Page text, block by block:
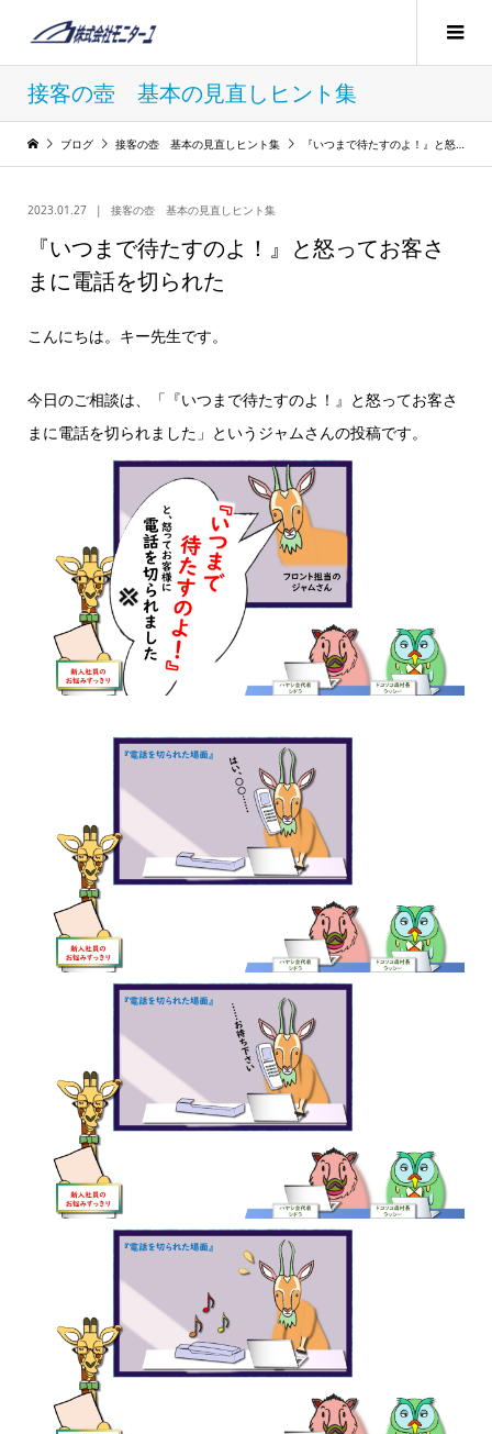
接客の壺 基本の見直しヒント集
ブログ 接客の壺 基本の見直しヒント集 『いつまで待たすのよ！』と怒ってお客さまに電話を切られた
2023.01.27 接客の壺 基本の見直しヒント集
『いつまで待たすのよ！』と怒ってお客さ
まに電話を切られた
こんにちは。キー先生です。
今日のご相談は、「『いつまで待たすのよ！』と怒ってお客さ
まに電話を切られました」というジャムさんの投稿です。